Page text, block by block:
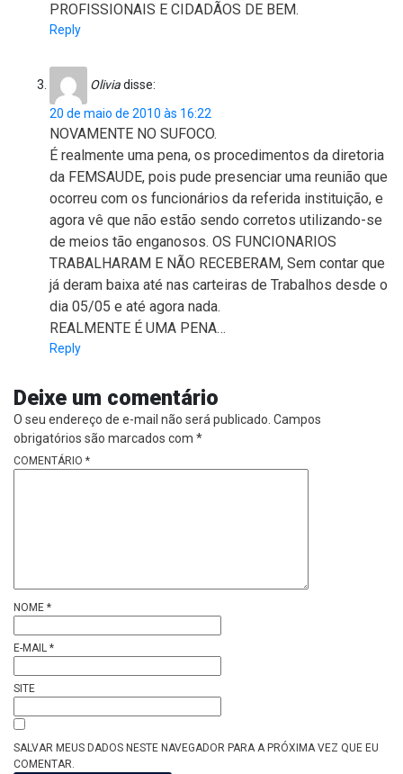
PROFISSIONAIS E CIDADÃOS DE BEM.
Reply
Oliviadisse:
20 de maio de 2010 às 16:22
NOVAMENTE NO SUFOCO.
É realmente uma pena, os procedimentos da diretoria
da FEMSAUDE, pois pude presenciar uma reunião que
ocorreu com os funcionários da referida instituição, e
agora vê que não estão sendo corretos utilizando-se
de meios tão enganosos. OS FUNCIONARIOS
TRABALHARAM E NÃO RECEBERAM, Sem contar que
já deram baixa até nas carteiras de Trabalhos desde o
dia 05/05 e até agora nada.
REALMENTE É UMA PENA…
Reply
Deixe um comentário
O seu endereço de e-mail não será publicado. Campos
obrigatórios são marcados com *
COMENTÁRIO *
NOME *
E-MAIL *
SITE
SALVAR MEUS DADOS NESTE NAVEGADOR PARA A PRÓXIMA VEZ QUE EU
COMENTAR.